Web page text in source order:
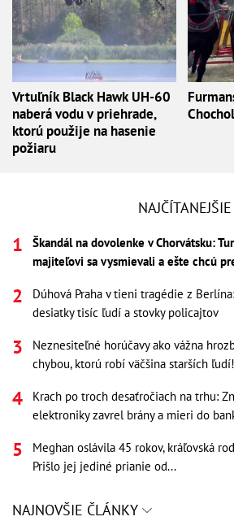
Vrtuľník Black Hawk UH-60
naberá vodu v priehrade,
ktorú použije na hasenie
požiaru
NAJČÍTANEJŠIE
Škandál na dovolenke v Chorvátsku:
majiteľovi sa vysmievali a ešte chcú
Dúhová Praha v tieni tragédie z
desiatky tisíc ľudí a stovky policajtov
Neznesiteľné horúčavy ako vážna
chybou, ktorú robí väčšina starších ľudí!
Krach po troch desaťročiach na trhu:
elektroniky zavrel brány a mieri do
Meghan oslávila 45 rokov, kráľovská
Prišlo jej jediné prianie od...
NAJNOVŠIE ČLÁNKY